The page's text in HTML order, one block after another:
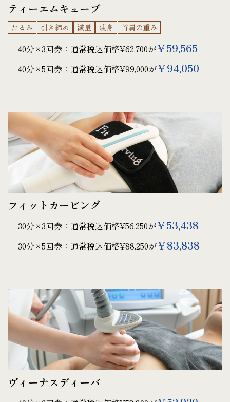
ティーエムキューブ
たるみ 引き締め 減量 痩身 首肩の重み
40分×3回券：通常税込価格¥62,700が￥59,565
40分×5回券：通常税込価格¥99,000が￥94,050
フィットカービング
30分×3回券：通常税込価格¥56,250が￥53,438
30分×5回券：通常税込価格¥88,250が￥83,838
ヴィーナスディーバ